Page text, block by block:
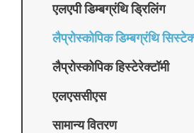
एलएपी डिम्बग्रंथि ड्रिलिंग
लैप्रोस्कोपिक डिम्बग्रंथि
लैप्रोस्कोपिक हिस्टेरेक्टॉमी
एलएससीएस
सामान्य वितरण